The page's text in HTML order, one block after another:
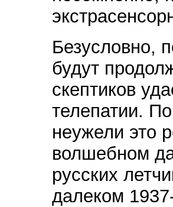
Безусловно,
будут
скептиков
телепатии.
неужели это
волшебном
русских
далеком